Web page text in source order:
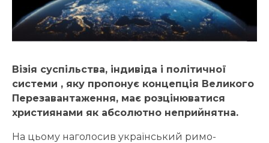
Візія суспільства, індивіда і політичної
системи , яку пропонує концепція Великого
Перезавантаження, має розцінюватися
християнами як абсолютно неприйнятна.
На цьому наголосив український римо-